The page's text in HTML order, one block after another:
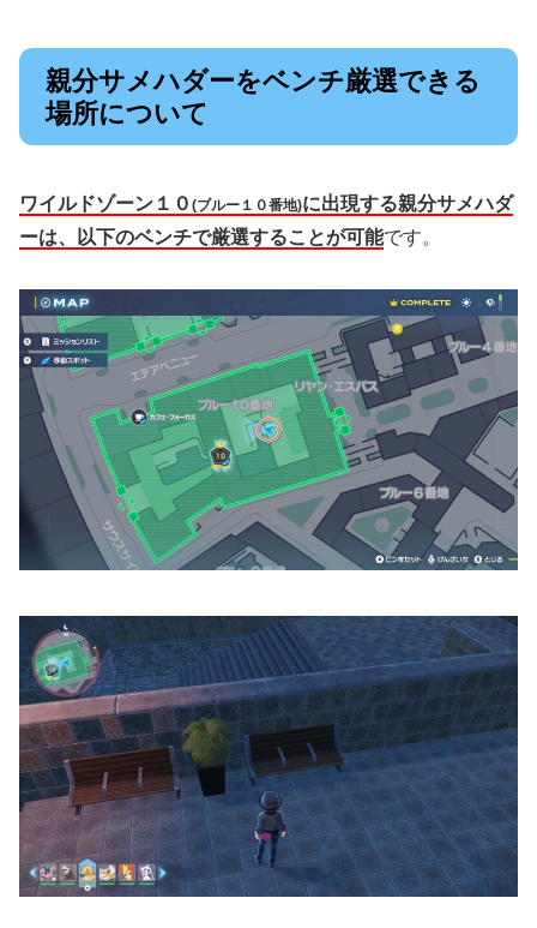
親分サメハダーをベンチ厳選できる
場所について
ワイルドゾーン１０ (ブルー１０番地)に出現する親分サメハダ
ーは、以下のベンチで厳選することが可能です。